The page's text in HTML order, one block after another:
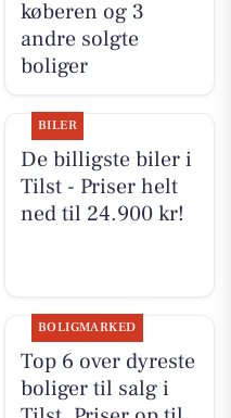
køberen og 3
andre solgte
boliger
BILER
De billigste biler i
Tilst - Priser helt
ned til 24.900 kr!
BOLIGMARKED
Top 6 over dyreste
boliger til salg i